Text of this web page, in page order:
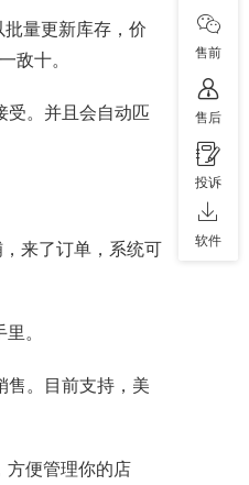
量更新库存，价
十。
受。并且会自动匹
来了订单，系统可
。
售。目前支持，美
方便管理你的店
售前
售后
投诉
软件